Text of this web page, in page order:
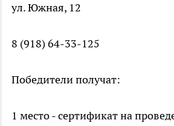
ул. Южная, 12
8 (918) 64-33-125
Победители получат:
1 место - сертификат на